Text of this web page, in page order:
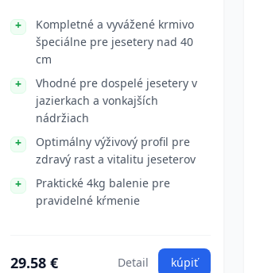
Kompletné a vyvážené krmivo
špeciálne pre jesetery nad 40
cm
Vhodné pre dospelé jesetery v
jazierkach a vonkajších
nádržiach
Optimálny výživový profil pre
zdravý rast a vitalitu jeseterov
Praktické 4kg balenie pre
pravidelné kŕmenie
29.58 € Detail kúpiť